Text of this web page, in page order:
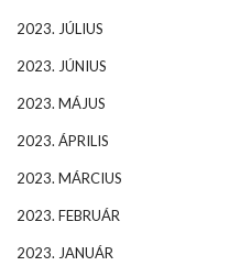
2023. JÚLIUS
2023. JÚNIUS
2023. MÁJUS
2023. ÁPRILIS
2023. MÁRCIUS
2023. FEBRUÁR
2023. JANUÁR